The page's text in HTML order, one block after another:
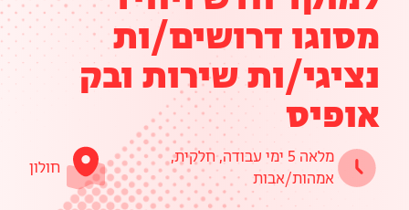
מסוגו דרושים/ות
נציגי/ות שירות ובק
אופיס
מלאה 5 ימי עבודה, חלקית,
אמהות/אבות
חולון